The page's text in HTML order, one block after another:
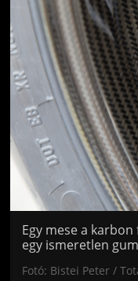
Egy mese a
egy ismeretlen
Fotó: Bistei Peter /